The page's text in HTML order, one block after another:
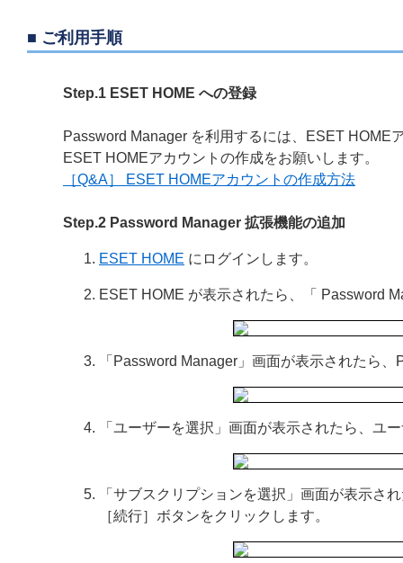
■ ご利用手順
Step.1 ESET HOME への登録
Password Manager を利用するには、ESET HOME
ESET HOMEアカウントの作成をお願いします。
［Q&A］ ESET HOMEアカウントの作成方法
Step.2 Password Manager 拡張機能の追加
ESET HOME にログインします。
ESET HOME が表示されたら、「 Password
「Password Manager」画面が表示されたら
「ユーザーを選択」画面が表示されたら、ユ
「サブスクリプションを選択」画面が表示さ
［続行］ボタンをクリックします。